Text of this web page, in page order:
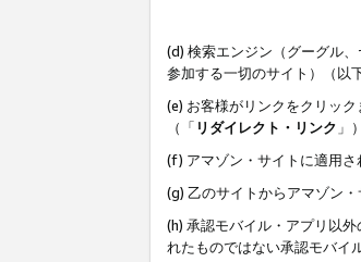
(d) 検索エンジン（グーグル
参加する一切のサイト）（以
(e) お客様がリンクをクリッ
（「 リダイレクト・リンク 」
(f) アマゾン・サイトに適用さ
(g) 乙のサイトからアマゾン
(h) 承認モバイル・アプリ以
れたものではない承認モバイ